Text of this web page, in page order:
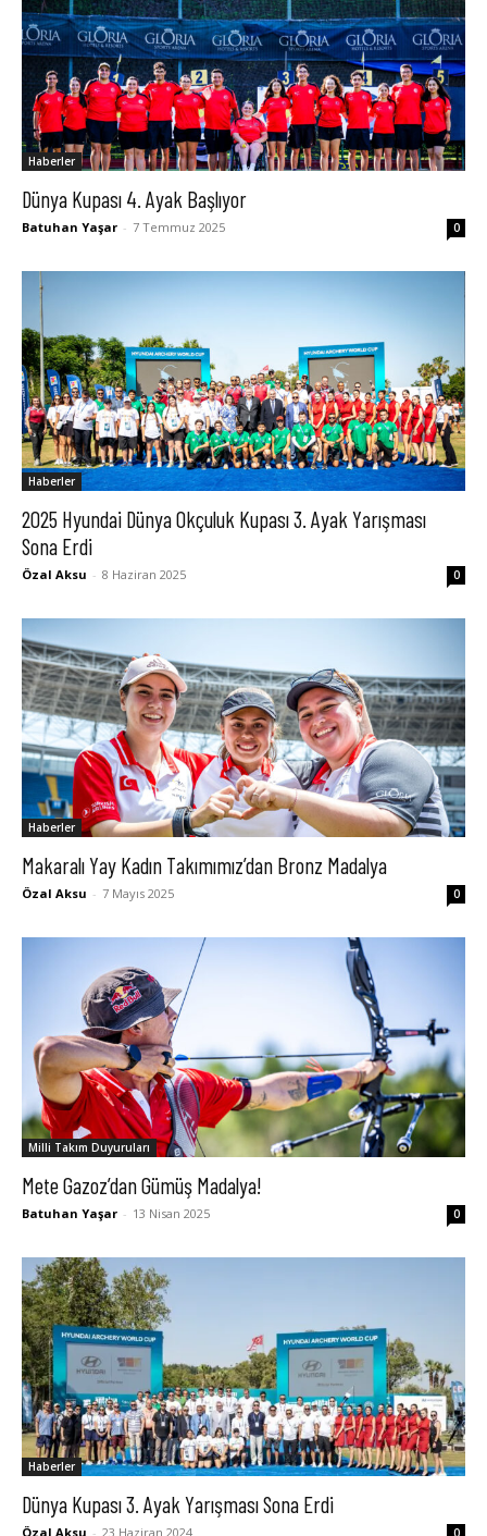
Haberler
Dünya Kupası 4. Ayak Başlıyor
Batuhan Yaşar - 7 Temmuz 2025 0
Haberler
2025 Hyundai Dünya Okçuluk Kupası 3. Ayak Yarışması
Sona Erdi
Özal Aksu - 8 Haziran 2025 0
Haberler
Makaralı Yay Kadın Takımımız’dan Bronz Madalya
Özal Aksu - 7 Mayıs 2025 0
Milli Takım Duyuruları
Mete Gazoz’dan Gümüş Madalya!
Batuhan Yaşar - 13 Nisan 2025 0
Haberler
Dünya Kupası 3. Ayak Yarışması Sona Erdi
Özal Aksu - 23 Haziran 2024